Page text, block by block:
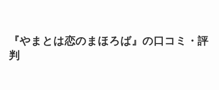
『やまとは恋のまほろば』の口コミ・評
判